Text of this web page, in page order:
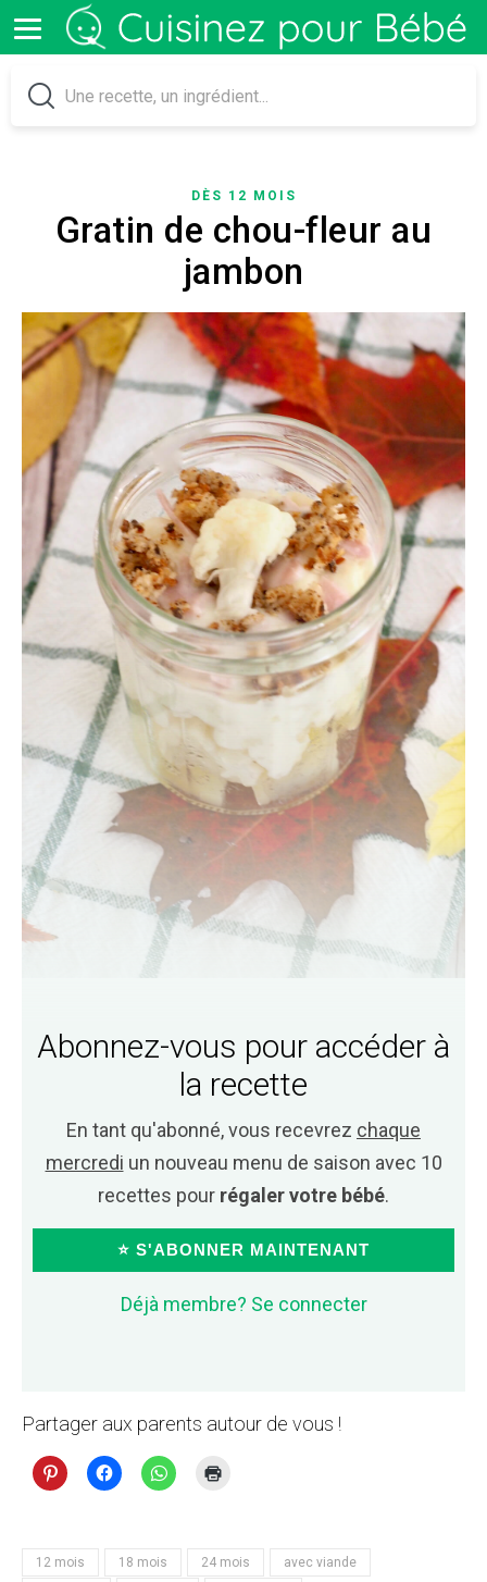
DÈS 12 MOIS
Gratin de chou-fleur au
jambon
Abonnez-vous pour accéder à
la recette
En tant qu'abonné, vous recevrez chaque
mercredi un nouveau menu de saison avec 10
recettes pour régaler votre bébé.
⭐ S'ABONNER MAINTENANT
Déjà membre? Se connecter
Partager aux parents autour de vous !
12 mois 18 mois 24 mois
avec viande